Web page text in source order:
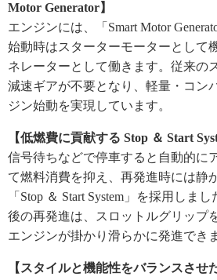
Motor Generator】
エンジンには、「Smart Motor
始動時はスターターモーターとして
ネレーターとして働きます。従来の
減速ギアが不要となり、軽量・コン
ジン始動を実現しています。
【低燃費に貢献する Stop ＆ Start
信号待ちなどで停車すると自動的に
て燃料消費を抑え、再発進時には静
「Stop ＆ Start System」を採用しま
後の再発進は、スロットルグリップ
エンジンが掛かり滑らかに発進でき
【スタイルと機能性をバランスさせ